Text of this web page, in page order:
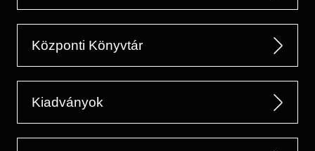
Központi Könyvtár
Kiadványok